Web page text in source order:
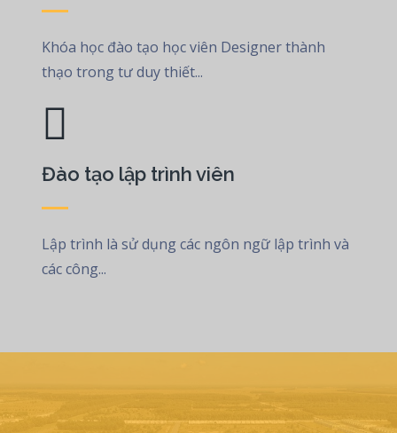
Khóa học đào tạo học viên Designer thành
thạo trong tư duy thiết...
Đào tạo lập trình viên
Lập trình là sử dụng các ngôn ngữ lập trình và
các công...